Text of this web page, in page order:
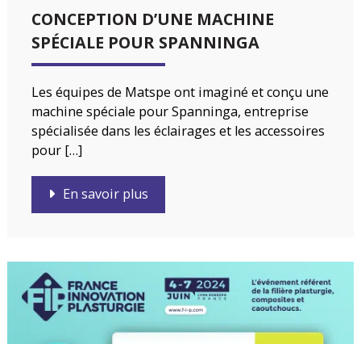
CONCEPTION D’UNE MACHINE
SPÉCIALE POUR SPANNINGA
Les équipes de Matspe ont imaginé et conçu une
machine spéciale pour Spanninga, entreprise
spécialisée dans les éclairages et les accessoires
pour […]
En savoir plus